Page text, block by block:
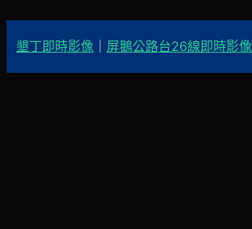
墾丁即時影像 屏鵝公路台26線即時影像